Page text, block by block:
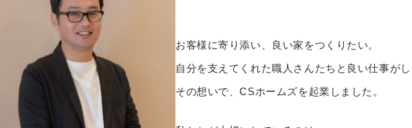
お客様に寄り添い、良い家をつくりたい。
自分を支えてくれた職人さんたちと良い仕事が
その想いで、CSホームズを起業しました。